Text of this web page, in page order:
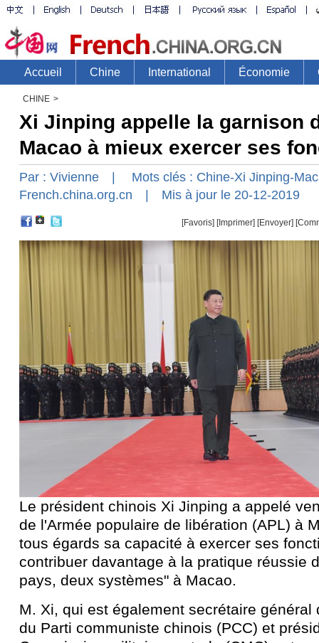
CHINE >
Xi Jinping appelle la garnison
Macao à mieux exercer ses
Par : Vivienne | Mots clés : Chine-Xi Jinping-
French.china.org.cn | Mis à jour le 20-12-2019
[Favoris] [Imprimer] [Envoyer]
Le président chinois Xi Jinping a appelé
de l'Armée populaire de libération (APL) à
tous égards sa capacité à exercer ses
contribuer davantage à la pratique réussie
pays, deux systèmes" à Macao.
M. Xi, qui est également secrétaire général
du Parti communiste chinois (PCC) et